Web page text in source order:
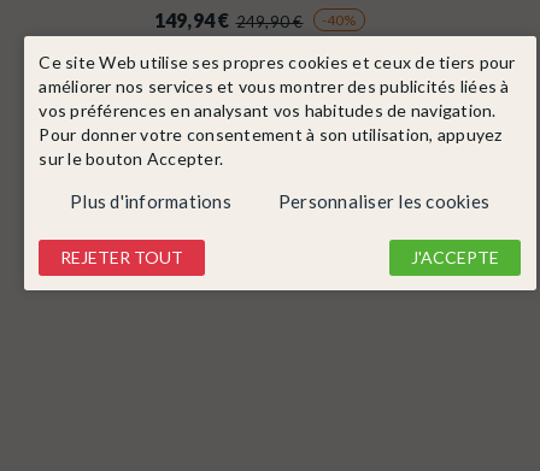
149,94 € 249,90 € -40%
DÉTAIL
Ce site Web utilise ses propres cookies et ceux de tiers pour
améliorer nos services et vous montrer des publicités liées à
vos préférences en analysant vos habitudes de navigation.
Pour donner votre consentement à son utilisation, appuyez
sur le bouton Accepter.
Plus d'informations Personnaliser les cookies
REJETER TOUT J'ACCEPTE